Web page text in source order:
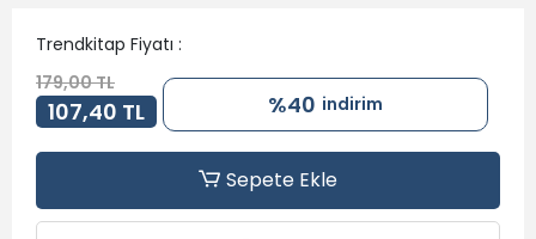
Trendkitap Fiyatı :
179,00 TL
107,40 TL %40 indirim
Sepete Ekle